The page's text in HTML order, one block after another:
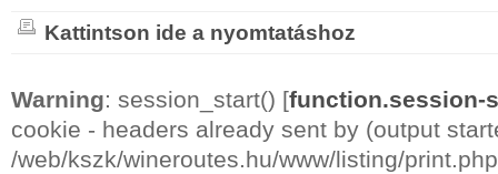
Kattintson ide a nyomtatáshoz
Warning: session_start() [function.session-
cookie - headers already sent by (output
/web/kszk/wineroutes.hu/www/listing/